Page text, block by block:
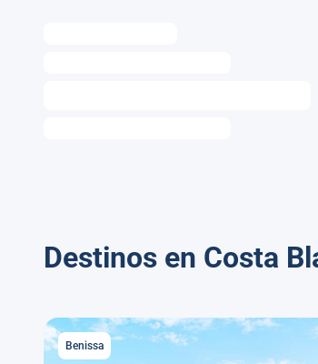
Destinos en Costa
Benissa